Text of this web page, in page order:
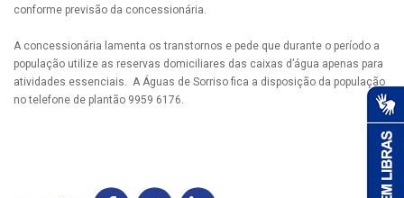
conforme previsão da concessionária.
A concessionária lamenta os transtornos e pede que durante o período a
população utilize as reservas domiciliares das caixas d’água apenas para
atividades essenciais. A Águas de Sorriso fica a disposição da população
no telefone de plantão 9959 6176.